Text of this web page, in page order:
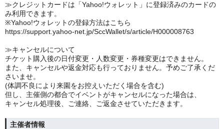
≫クレジットカードは「Yahoo!ウォレット」に登録済みのカードの
み利用できます。
※Yahoo!ウォレットの登録方法はこちら
https://support.yahoo-net.jp/SccWallet/s/article/H000008763
≫キャンセルについて
チケット購入後の日付変更・人数変更・券種変更はできません。
また、キャンセルや返金対応も行っておりません。予めご了承くだ
さいませ。
(体調不良により来園をお控えいただく場合を含む)
但し、主催側の都合でイベントがキャンセルになった場合は、
キャンセル処理後、ご連絡、ご返金させていただきます。
主催者情報